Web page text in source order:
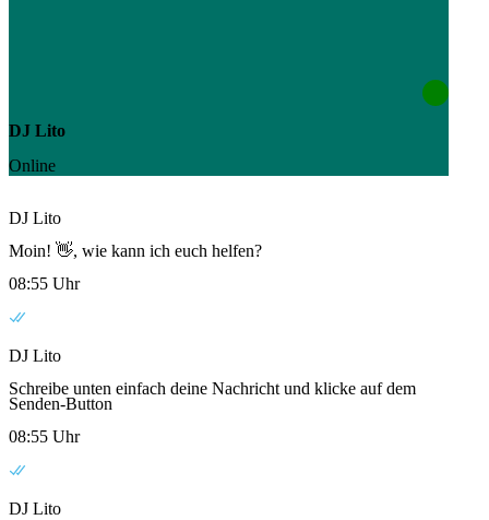
DJ Lito
Online
DJ Lito
Moin! 👋, wie kann ich euch helfen?
08:55 Uhr
DJ Lito
Schreibe unten einfach deine Nachricht und klicke auf dem
Senden-Button
08:55 Uhr
DJ Lito